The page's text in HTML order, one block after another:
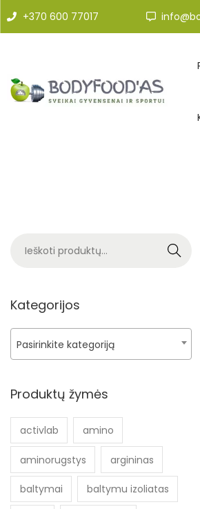
+370 600 77017
Search
Kategorijos
Pasirinkite kategoriją
Produktų žymės
activlab amino
aminorugstys argininas
baltymai baltymu izoliatas